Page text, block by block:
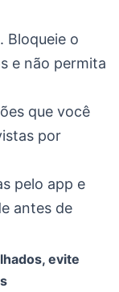
Bloqueie o
e não permita
que você
por
pelo app e
antes de
evite